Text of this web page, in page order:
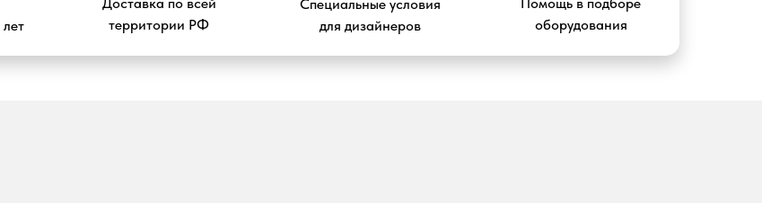
территории РФ
Специальные условия
для дизайнеров
оборудования